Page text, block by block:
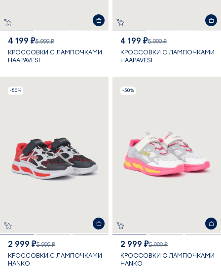
4 199 ₽5 999 ₽
КРОССОВКИ С ЛАМПОЧКАМИ
HAAPAVESI
4 199 ₽5 999 ₽
КРОССОВКИ С ЛАМПОЧКАМИ
HAAPAVESI
-50%
2 999 ₽5 999 ₽
КРОССОВКИ С ЛАМПОЧКАМИ
HANKO
-50%
2 999 ₽5 999 ₽
КРОССОВКИ С ЛАМПОЧКАМИ
HANKO